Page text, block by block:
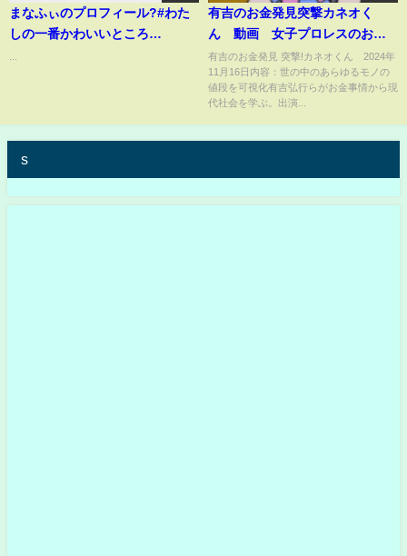
まなふぃのプロフィール?#わた
しの一番かわいいところ
有吉のお金発見突撃カネオく
ん 動画 女子プロレスのお金
の秘密を調査 11月16日
有吉のお金発見 突撃!カネオくん 2024年
11月16日内容：世の中のあらゆるモノの
値段を可視化有吉弘行らがお金事情から現
代社会を学ぶ。出演...
s